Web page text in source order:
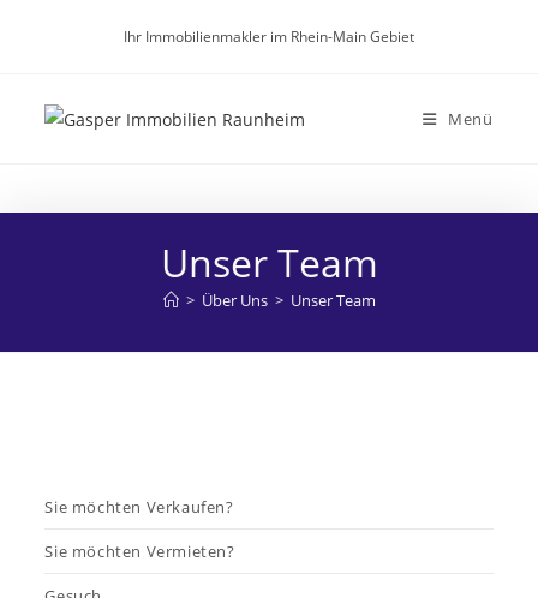
Ihr Immobilienmakler im Rhein-Main Gebiet
Menü
Unser Team
> Über Uns > Unser Team
Sie möchten Verkaufen?
Sie möchten Vermieten?